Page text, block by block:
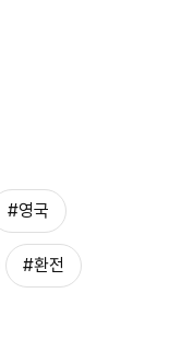
#영국
#환전